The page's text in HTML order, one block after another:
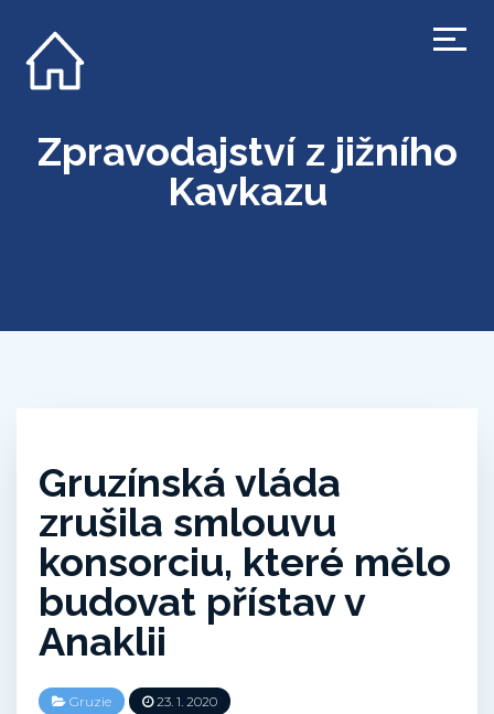
Zpravodajství z jižního
Kavkazu
Gruzínská vláda
zrušila smlouvu
konsorciu, které mělo
budovat přístav v
Anaklii
Gruzie 23. 1. 2020